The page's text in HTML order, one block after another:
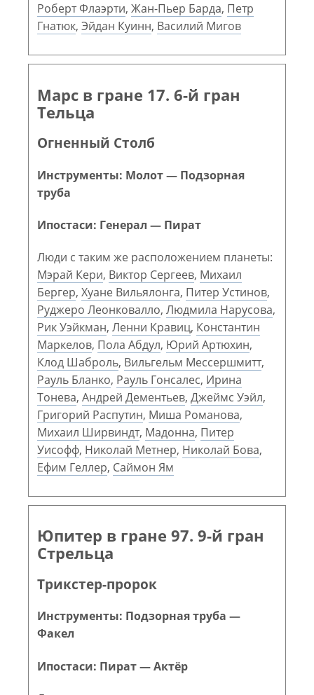
Роберт Флаэрти, Жан-Пьер Барда, Петр
Гнатюк, Эйдан Куинн, Василий Мигов
Марс в гране 17. 6-й гран
Тельца
Огненный Столб
Инструменты: Молот — Подзорная
труба
Ипостаси: Генерал — Пират
Люди с таким же расположением планеты:
Мэрай Кери, Виктор Сергеев, Михаил
Бергер, Хуане Вильялонга, Питер Устинов,
Руджеро Леонковалло, Людмила Нарусова,
Рик Уэйкман, Ленни Кравиц, Константин
Маркелов, Пола Абдул, Юрий Артюхин,
Клод Шаброль, Вильгельм Мессершмитт,
Рауль Бланко, Рауль Гонсалес, Ирина
Тонева, Андрей Дементьев, Джеймс Уэйл,
Григорий Распутин, Миша Романова,
Михаил Ширвиндт, Мадонна, Питер
Уисофф, Николай Метнер, Николай Бова,
Ефим Геллер, Саймон Ям
Юпитер в гране 97. 9-й гран
Стрельца
Трикстер-пророк
Инструменты: Подзорная труба —
Факел
Ипостаси: Пират — Актёр